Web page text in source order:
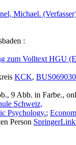
Michael.
:
zum Volltext HGU
KCK, BUS069030
9 Abb. in Farbe.,
Schweiz,
Psychology.;
Person